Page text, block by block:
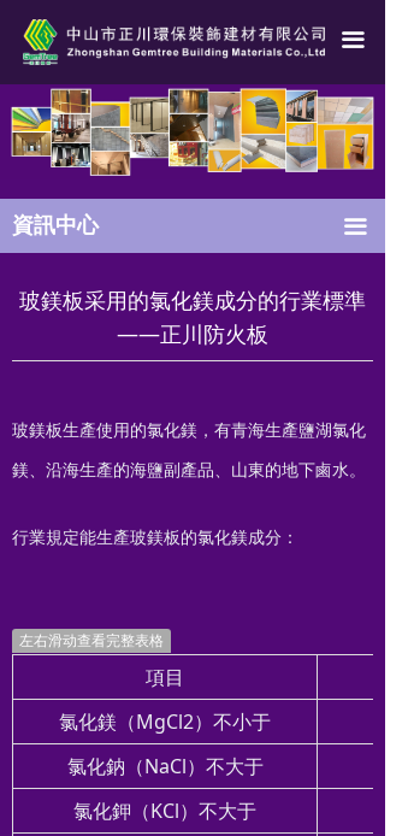
끀
資訊中心 끀
冰火板常識
玻鎂板常識
港澳防火系統測試
技術咨詢
行業資訊
隔墻吊頂施工工藝
玻鎂板采用的氯化鎂成分的行業標準
——正川防火板
玻鎂板生產使用的氯化鎂，有青海生產鹽湖氯化
鎂、沿海生產的海鹽副產品、山東的地下鹵水。
行業規定能生產玻鎂板的氯化鎂成分：
左右滑动查看完整表格
項目
氯化鎂（MgCl2）不小于
氯化鈉（NaCl）不大于
氯化鉀（KCl）不大于